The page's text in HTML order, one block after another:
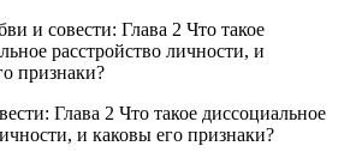
Глава 2 Что такое диссоциальное
и каковы его признаки?